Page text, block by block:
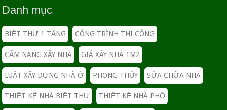
Trang trí cây xanh trong nhà Nâng tầm không gian
sống
26/04/2016
Bí Quyết Thiết Kế Tối Ưu Chi Phí Xây Dựng Phần
Thô
19/04/2026
Danh mục
BIỆT THỰ 1 TẦNG CÔNG TRÌNH THI CÔNG
CẨM NANG XÂY NHÀ GIÁ XÂY NHÀ 1M2
LUẬT XÂY DỰNG NHÀ Ở PHONG THỦY SỬA CHỮA NHÀ
THIẾT KẾ NHÀ BIỆT THỰ THIẾT KẾ NHÀ PHỐ